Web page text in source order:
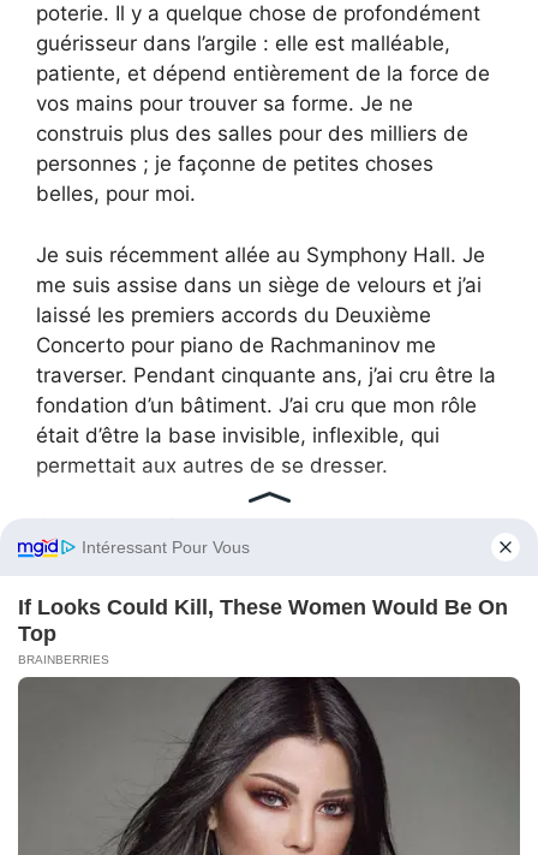
poterie. Il y a quelque chose de profondément
guérisseur dans l’argile : elle est malléable,
patiente, et dépend entièrement de la force de
vos mains pour trouver sa forme. Je ne
construis plus des salles pour des milliers de
personnes ; je façonne de petites choses
belles, pour moi.
Je suis récemment allée au Symphony Hall. Je
me suis assise dans un siège de velours et j’ai
laissé les premiers accords du Deuxième
Concerto pour piano de Rachmaninov me
traverser. Pendant cinquante ans, j’ai cru être la
fondation d’un bâtiment. J’ai cru que mon rôle
était d’être la base invisible, inflexible, qui
permettait aux autres de se dresser.
Ce n’est pas l’ensemble. Je suis les fenêtres qui
laissent entrer la lumière. Je suis le toit qui
protège l’esprit. Je suis les balcons qui
regardent vers l’horizon.
Langston est quelque part sur la côte,
désormais, dans une chambre louée, ses
appels ignorés par ses frères et sœurs, sa